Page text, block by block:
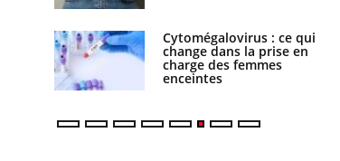
Cytomégalovirus : ce qui
change dans la prise en
charge des femmes
enceintes